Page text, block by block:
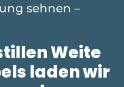
sehnen –
Weite
laden wir